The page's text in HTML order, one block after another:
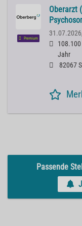
Premium
Oberarzt
31.07.2026,
Jahr
82067
Passende